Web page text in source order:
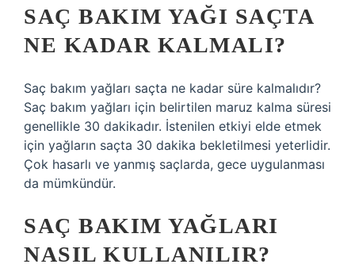
SAÇ BAKIM YAĞI SAÇTA
NE KADAR KALMALI?
Saç bakım yağları saçta ne kadar süre kalmalıdır?
Saç bakım yağları için belirtilen maruz kalma süresi
genellikle 30 dakikadır. İstenilen etkiyi elde etmek
için yağların saçta 30 dakika bekletilmesi yeterlidir.
Çok hasarlı ve yanmış saçlarda, gece uygulanması
da mümkündür.
SAÇ BAKIM YAĞLARI
NASIL KULLANILIR?